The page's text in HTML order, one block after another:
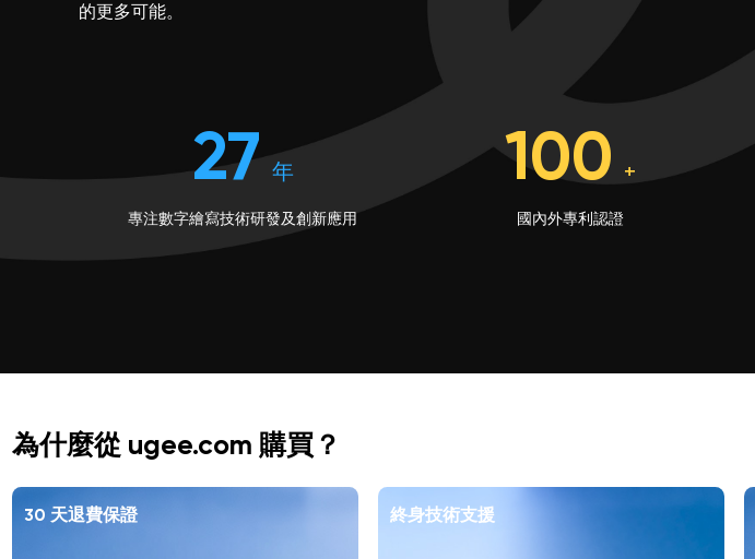
的更多可能。
27 年
專注數字繪寫技術研發及創新應用
100 +
國內外專利認證
為什麼從 ugee.com 購買？
30 天退費保證 終身技術支援